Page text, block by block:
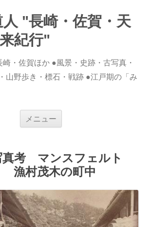
"長崎・佐賀・天
紀行"
・佐賀ほか ●風景・史跡・古写真・
山野歩き・標石・戦跡 ●江戸期の「み
メニュー
ス
キ
ッ
プ
真考 マンスフェルト
村茂木の町中